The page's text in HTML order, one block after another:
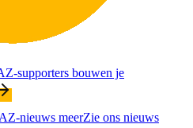
supporters bouwen je
nieuws meerZie ons nieuws